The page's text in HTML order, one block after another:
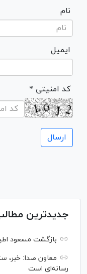
نام
ایمیل
* کد امنیتی
جدیدترین
بازگشت مسعود
معاون صدا: خبر،
رسانه‌ای است